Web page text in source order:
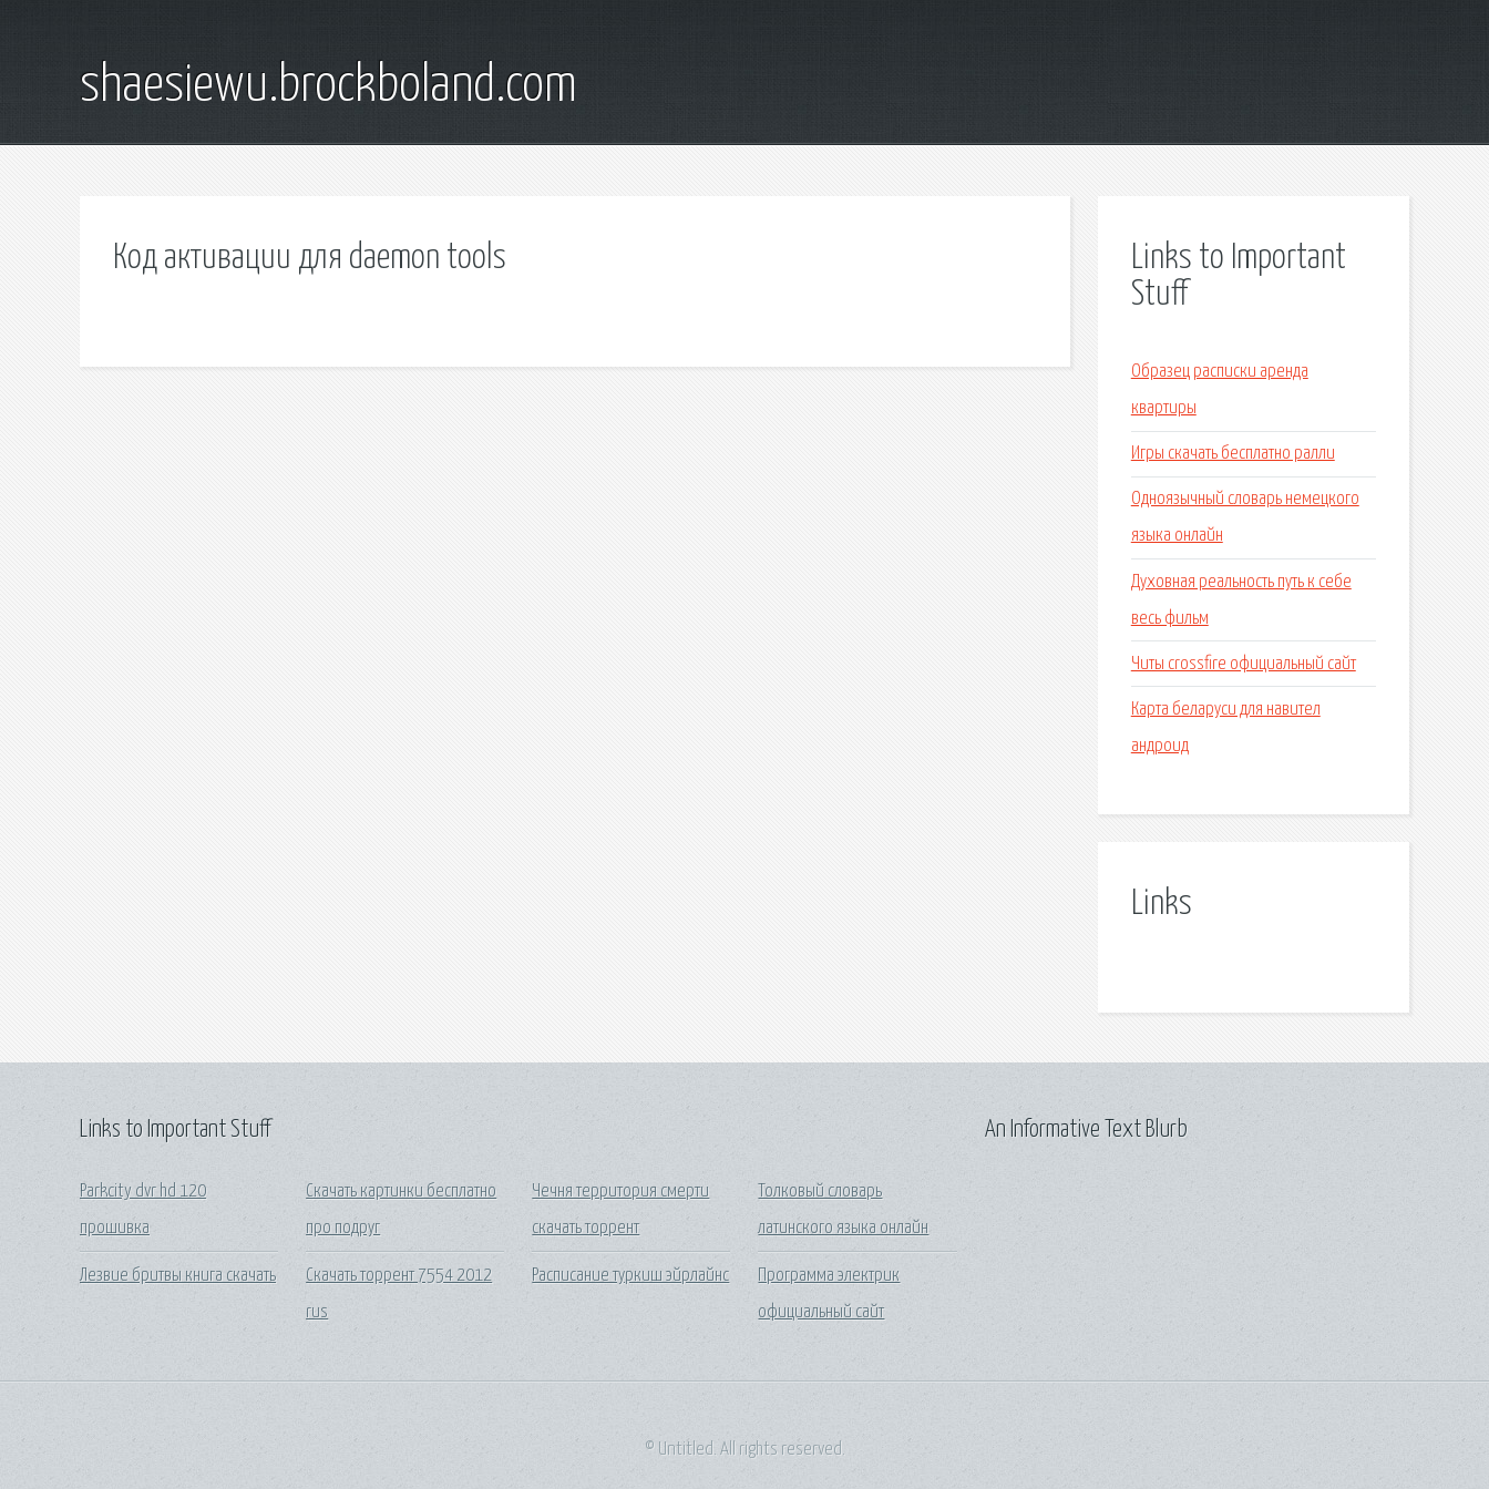
shaesiewu.brockboland.com
Код активации для daemon tools
Links to Important
Stuff
Образец расписки аренда
квартиры
Игры скачать бесплатно ралли
Одноязычный словарь немецкого
языка онлайн
Духовная реальность путь к себе
весь фильм
Читы crossfire официальный сайт
Карта беларуси для навител
андроид
Links
Links to Important Stuff
Parkcity dvr hd 120
прошивка
Лезвие бритвы книга скачать
Скачать картинки бесплатно
про подруг
Скачать торрент 7554 2012
rus
Чечня территория смерти
скачать торрент
Расписание туркиш эйрлайнс
Толковый словарь
латинского языка онлайн
Программа электрик
официальный сайт
An Informative Text Blurb
© Untitled. All rights reserved.